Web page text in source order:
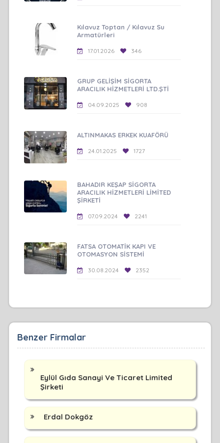
Kılavuz Toptan / Kılavuz Su
Armatürleri
17.01.2026 346
GRUP GELİŞİM SİGORTA
ARACILIK HİZMETLERİ LTD.ŞTİ
04.09.2025 908
ALTINMAKAS ERKEK KUAFÖRÜ
24.01.2025 1727
BAHADIR KEŞAP SİGORTA
ARACILIK HİZMETLERİ LİMİTED
ŞİRKETİ
07.09.2024 2241
FATSA OTOMATİK KAPI VE
OTOMASYON SİSTEMİ
30.08.2024 2352
Benzer Firmalar
Eylül Gıda Sanayi Ve Ticaret Limited
Şirketi
Erdal Dokgöz